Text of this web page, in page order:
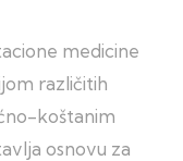
medicine
različitih
koštanim
osnovu za